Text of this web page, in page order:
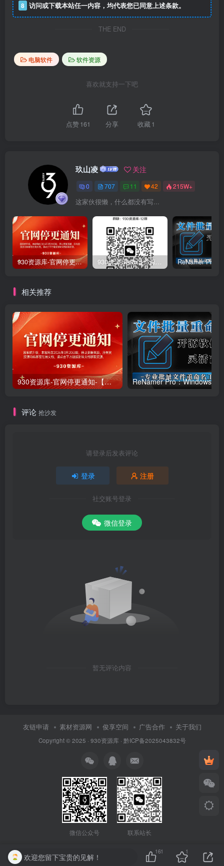
8 访问或下载本站任一内容，均代表您已同意上述条款。
THE END
电脑软件 软件资源
喜欢就支持一下吧
点赞161 分享 收藏1
玖山凌 关注
0 707 11 42 215W+
这家伙很懒，什么都没有写...
930资源库-官网停更通知-【换在线文档更新-每日更新】 930资源库-微信资源12群【限时免费】开放入群中！！！
相关推荐
930资源库-官网停更通知-【换在线文档更新-每日更新】
评论 抢沙发
请登录后发表评论
登录 注册
社交账号登录
微信登录
暂无评论内容
友链申请 素材资源网 俊享空间 广告合作 关于我们
Copyright © 2025 · 930资源库· 黔ICP备2025043832号
微信公众号 联系站长
欢迎您留下宝贵的见解！
161 1